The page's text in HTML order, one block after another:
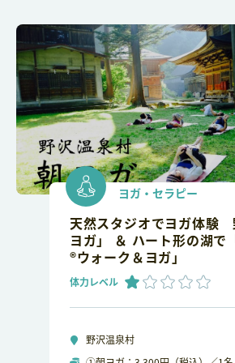
ヨガ・セラピー
天然スタジオでヨガ体験
ヨガ」 ＆ ハート形の湖で
®ウォーク＆ヨガ」
体力レベル
野沢温泉村